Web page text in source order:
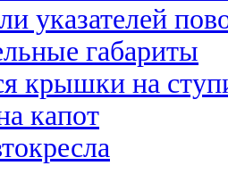
указателей
габариты
крышки на
капот